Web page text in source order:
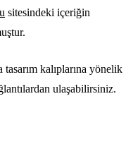
sitesindeki içeriğin
kalıplarına yönelik
ulaşabilirsiniz.